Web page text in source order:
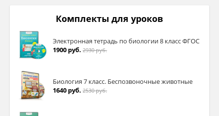
Комплекты для уроков
Электронная тетрадь по биологии 8 класс ФГОС
1900 руб. 2930 руб.
Биология 7 класс. Беспозвоночные животные
1640 руб. 2530 руб.